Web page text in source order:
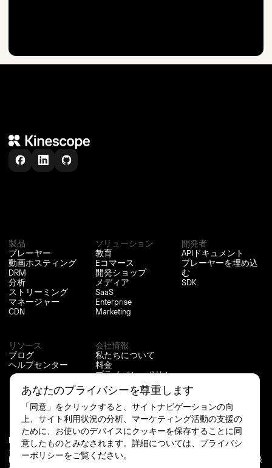
製品
プレーヤー
動画ホスティング
DRM
分析
ストリーミング
マネージャー
CDN
ソリューション
教育
Eコマース
開発ショップ
メディア
SaaS
Enterprise
Marketing
開発者
APIドキュメント
プレーヤーを埋め込
む
SDK
リソース
ブログ
ヘルプセンター
会社情報
私たちについて
料金
プライバシーポリシ
ー
クッキー設定
hello@kinescope.com
+31 (0) 591 23 90 27
Kinescope®はKinescope B.V.の登録商標であり、ベネルクス商標登録
あなたのプライバシーを尊重します
「同意」をクリックすると、サイトナビゲーションの向
上、サイト利用状況の分析、マーケティング活動の支援の
ために、お使いのデバイスにクッキーを保存することに同
意したものとみなされます。詳細については、プライバシ
ーポリシーをご覧ください。